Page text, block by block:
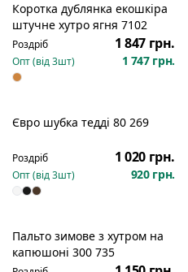
Коротка дублянка екошкіра
штучне хутро ягня 7102
Роздріб 1 847 грн.
Опт (від3шт) 1 747 грн.
Євро шубка тедді 80 269
Роздріб 1 020 грн.
Опт (від3шт) 920 грн.
Розпродаж
Пальто зимове з хутром на
капюшоні 300 735